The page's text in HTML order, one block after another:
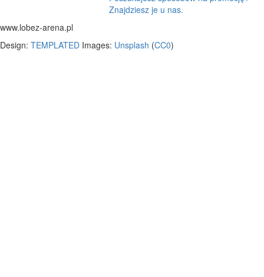
Znajdziesz je u nas.
www.lobez-arena.pl
Design: TEMPLATED Images: Unsplash (CC0)